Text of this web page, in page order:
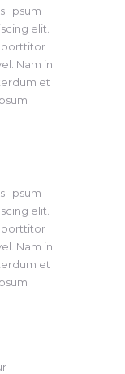
Ipsum
elit.
porttitor
Nam in
et
Ipsum
elit.
porttitor
Nam in
et